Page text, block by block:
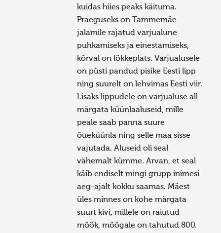
kuidas hiies peaks käituma.
Praeguseks on Tammemäe
jalamile rajatud varjualune
puhkamiseks ja einestamiseks,
kõrval on lõkkeplats. Varjualusele
on püsti pandud pisike Eesti lipp
ning suurelt on lehvimas Eesti viir.
Lisaks lippudele on varjualuse all
märgata küünlaaluseid, mille
peale saab panna suure
õueküünla ning selle maa sisse
vajutada. Aluseid oli seal
vähemalt kümme. Arvan, et seal
käib endiselt mingi grupp inimesi
aeg-ajalt kokku saamas. Mäest
üles minnes on kohe märgata
suurt kivi, millele on raiutud
mõõk, mõõgale on tahutud 800.